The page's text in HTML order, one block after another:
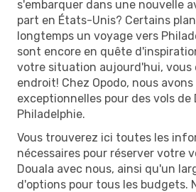
s'embarquer dans une nouvelle
part en États-Unis? Certains
longtemps un voyage vers
sont encore en quête
votre situation aujourd'hui, vous
endroit! Chez Opodo, nous
exceptionnelles pour des vols de
Philadelphie.
Vous trouverez ici toutes les
nécessaires pour réserver votre
Douala avec nous, ainsi qu'un
d'options pour tous les budgets.